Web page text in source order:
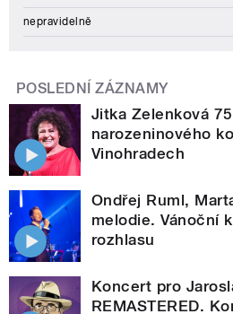
nepravidelně
POSLEDNÍ ZÁZNAMY
Jitka Zelenková
narozeninového
Vinohradech
Ondřej Ruml,
melodie. Vánoční
rozhlasu
Koncert pro
REMASTERED.